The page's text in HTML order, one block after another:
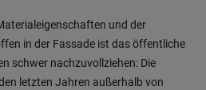
und der
in der Fassade ist das öffentliche
schwer nachzuvollziehen: Die
letzten Jahren außerhalb von